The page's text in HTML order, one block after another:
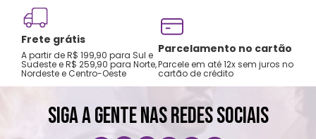
Frete grátis
A partir de R$ 199,90 para Sul e
Sudeste e R$ 259,90 para Norte,
Nordeste e Centro-Oeste
Parcelamento no cartão
Parcele em até 12x sem juros no
cartão de crédito
SIGA A GENTE NAS REDES SOCIAIS